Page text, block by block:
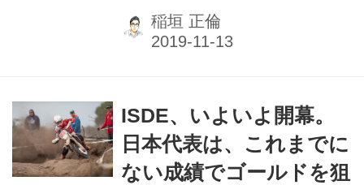
ンタリティは彼の持ち味。すでに6日間
という時間の長さを意識したペース配
も良さそうなので安心していいと思い
ますよ」と話すのは、渡辺学の担当メ
カニックである平田雅宏。渡辺は初め
てのISDE、2日目を終えてE1クラス41
稲垣 正倫
ISDE、いよいよ開幕。
日本代表は、これまでに
ない成績でゴールドを狙